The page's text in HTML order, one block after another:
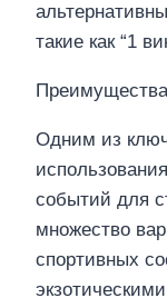
такие как “1
Одним из
событий для
множество
спортивных